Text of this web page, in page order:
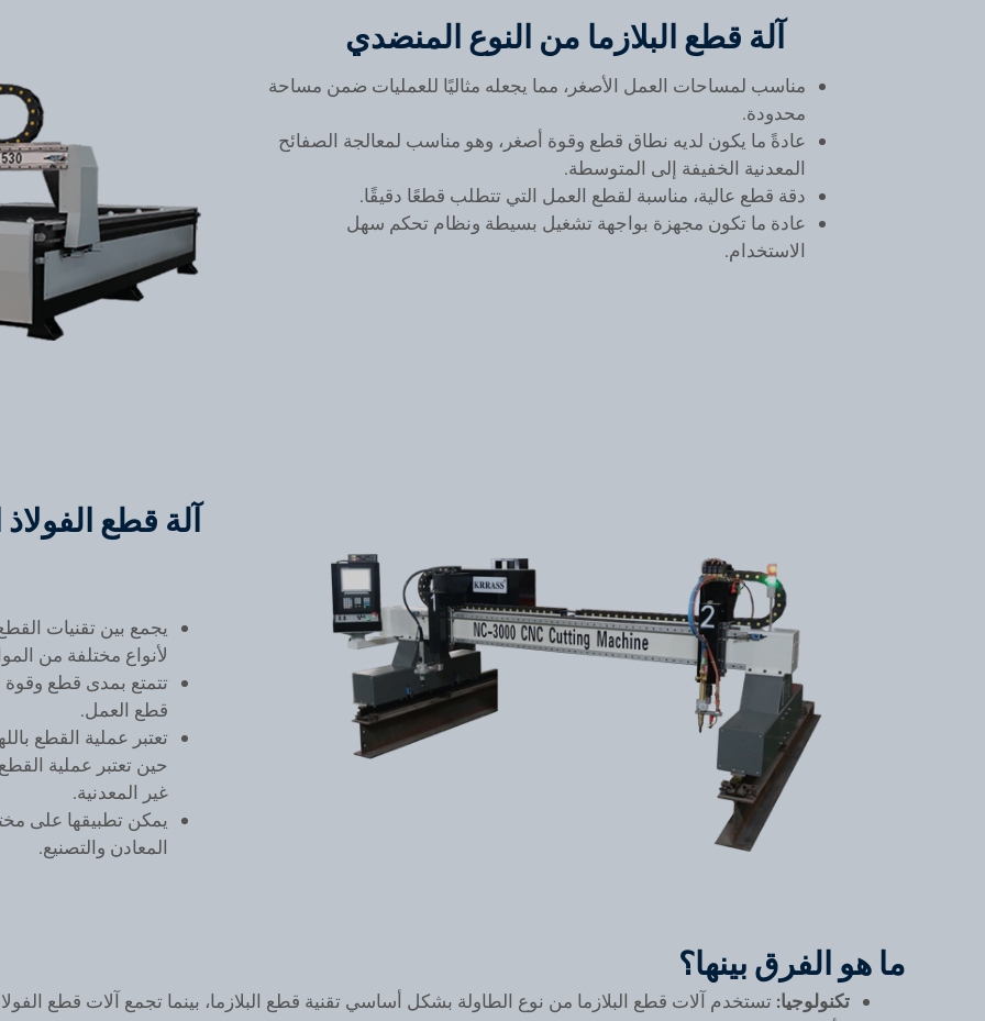
آلة قطع البلازما من النوع المنضدي
مناسب لمساحات العمل الأصغر، مما يجعله مثاليًا للعمليات ضمن مساحة
محدودة.
عادةً ما يكون لديه نطاق قطع وقوة أصغر، وهو مناسب لمعالجة الصفائح
المعدنية الخفيفة إلى المتوسطة.
دقة قطع عالية، مناسبة لقطع العمل التي تتطلب قطعًا دقيقًا.
عادة ما تكون مجهزة بواجهة تشغيل بسيطة ونظام تحكم سهل
الاستخدام.
آلة قطع
يجمع بين تقنيات
لأنواع مختلفة من
تتمتع بمدى قطع وقوة
قطع العمل.
تعتبر عملية القطع
حين تعتبر عملية
غير المعدنية.
يمكن تطبيقها على
المعادن والتصنيع.
ما هو الفرق بينها؟
تكنولوجيا: تستخدم آلات قطع البلازما من نوع الطاولة بشكل أساسي تقنية قطع البلازما، بينما تجمع آلات قطع